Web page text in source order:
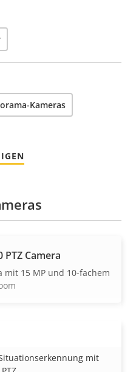
Kameras
PTZ Camera
mit 15 MP und 10-fachem
mit